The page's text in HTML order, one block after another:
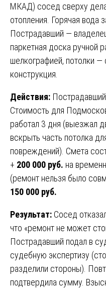
МКАД) сосед сверху
отопления. Горячая вода
Пострадавший —
паркетная доска ручной
шелкографией, потолки —
конструкция.
Действия:
Стоимость для
работал 3 дня (выезжал
вскрыть часть потолка
повреждений). Смета
+ 200 000 руб. на
(ремонт нельзя было
150 000 руб.
Результат: Сосед
что «ремонт не может
Пострадавший подал в
судебную экспертизу
разделили стороны).
подтвердила сумму.